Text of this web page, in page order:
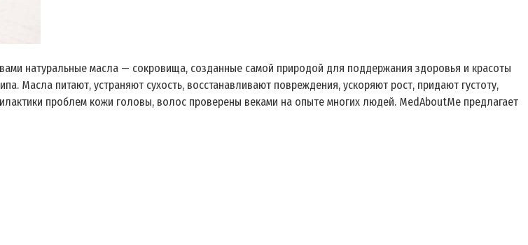
натуральные масла — сокровища, созданные самой природой для поддержания здоровья и красоты
Масла питают, устраняют сухость, восстанавливают повреждения, ускоряют рост, придают густоту,
проблем кожи головы, волос проверены веками на опыте многих людей. MedAboutMe предлагает